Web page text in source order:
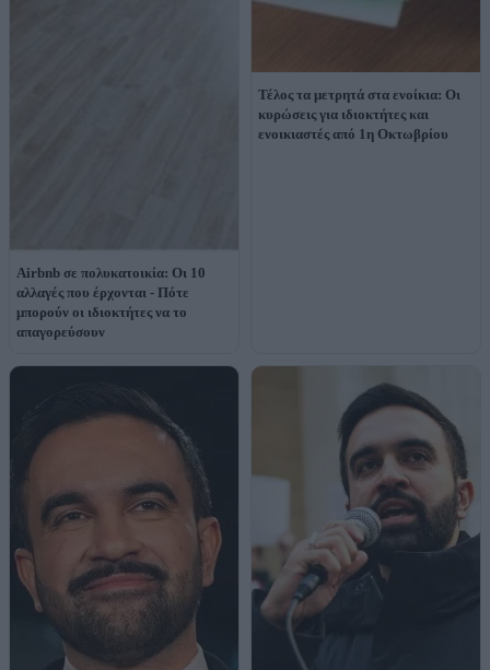
Airbnb σε πολυκατοικία: Οι 10
αλλαγές που έρχονται - Πότε
μπορούν οι ιδιοκτήτες να το
απαγορεύσουν
Τέλος τα μετρητά στα ενοίκια: Οι
κυρώσεις για ιδιοκτήτες και
ενοικιαστές από 1η Οκτωβρίου